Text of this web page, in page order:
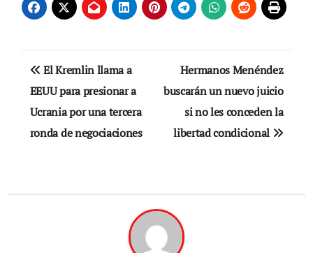
Navegación
de
entradas
El Kremlin llama a
EEUU para presionar a
Ucrania por una tercera
ronda de negociaciones
Hermanos Menéndez
buscarán un nuevo juicio
si no les conceden la
libertad condicional